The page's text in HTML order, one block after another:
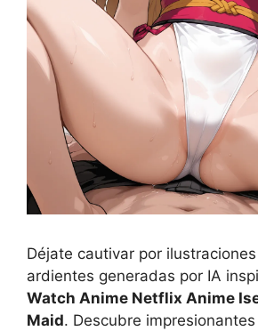
Déjate cautivar por
ardientes generadas por IA
Watch Anime Netflix Anime
Maid. Descubre